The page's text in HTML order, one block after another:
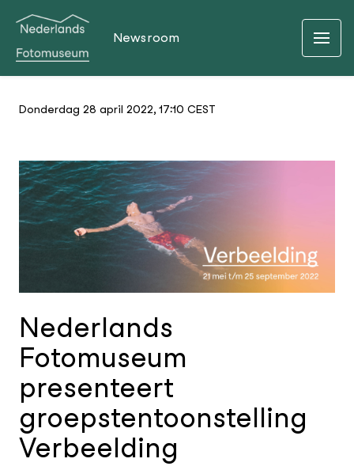
Newsroom
Donderdag 28 april 2022, 17:10 CEST
Nederlands
Fotomuseum
presenteert
groepstentoonstelling
Verbeelding